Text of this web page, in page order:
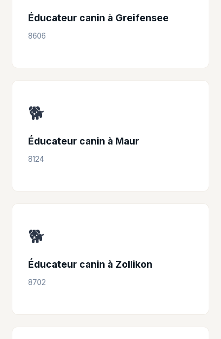
Éducateur canin à Greifensee
8606
🐕
Éducateur canin à Maur
8124
🐕
Éducateur canin à Zollikon
8702